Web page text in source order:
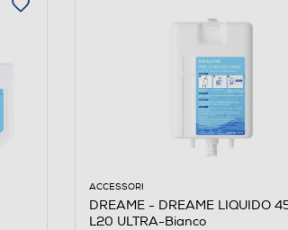
ACCESSORI
DREAME - DREAME LIQUIDO
L20 ULTRA-Bianco